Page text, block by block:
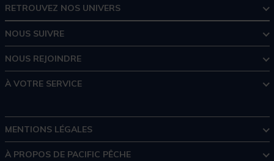
RETROUVEZ NOS UNIVERS
NOUS SUIVRE
NOUS REJOINDRE
À VOTRE SERVICE
MENTIONS LÉGALES
À PROPOS DE PACIFIC PÊCHE